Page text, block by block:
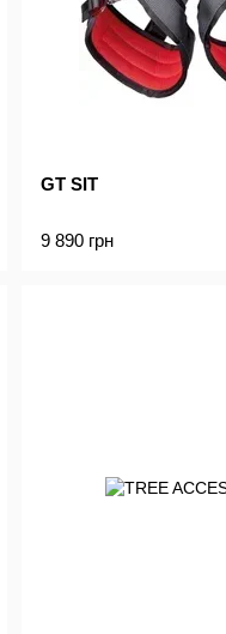
GT SIT
9 890 грн